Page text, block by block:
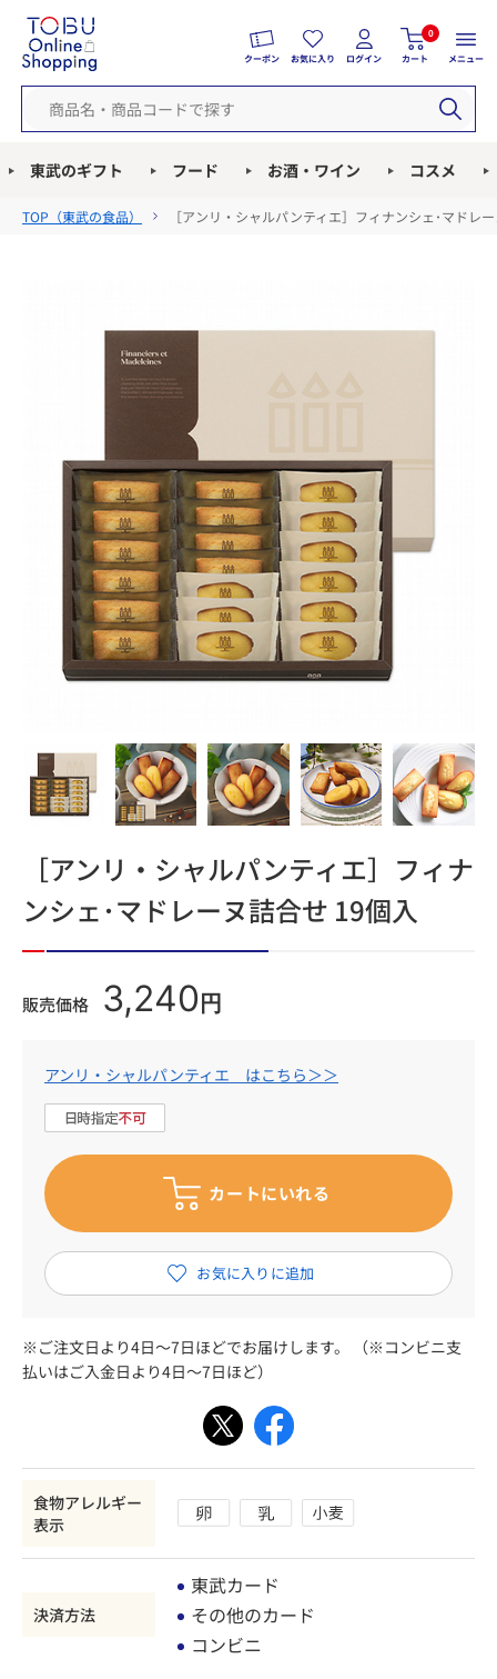
クーポン お気に入り ログイン
0
カート メニュー
東武のギフト フード お酒・ワイン コスメ
TOP（東武の食品） ［アンリ・シャルパンティエ］フィナンシェ･マドレ
［アンリ・シャルパンティエ］フィナ
ンシェ･マドレーヌ詰合せ 19個入
販売価格 3,240 円
アンリ・シャルパンティエ はこちら＞＞
※ご注文日より4日～7日ほどでお届けします。 （※コンビニ支
払いはご入金日より4日～7日ほど）
食物アレルギー
表示
決済方法
東武カード
その他のカード
コンビニ